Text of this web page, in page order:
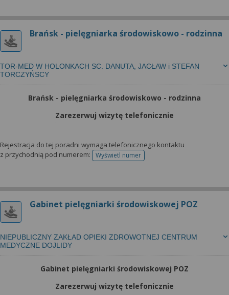
Brańsk - pielęgniarka środowiskowo - rodzinna
TOR-MED W HOLONKACH SC. DANUTA, JACŁAW i STEFAN
TORCZYŃSCY
Brańsk - pielęgniarka środowiskowo - rodzinna
Zarezerwuj wizytę telefonicznie
Rejestracja do tej poradni wymaga telefonicznego kontaktu
z przychodnią pod numerem:
Wyświetl numertelefonu do rejestracji
Gabinet pielęgniarki środowiskowej POZ
NIEPUBLICZNY ZAKŁAD OPIEKI ZDROWOTNEJ CENTRUM
MEDYCZNE DOJLIDY
Gabinet pielęgniarki środowiskowej POZ
Zarezerwuj wizytę telefonicznie